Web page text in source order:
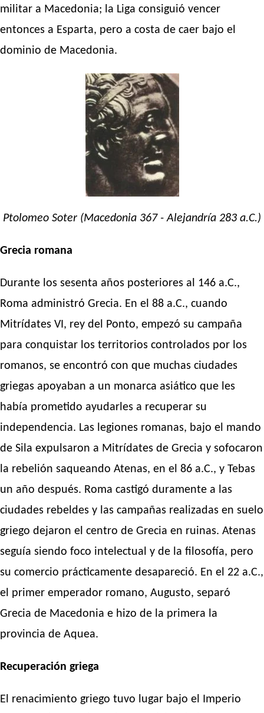
militar a Macedonia; la Liga consiguió vencer
entonces a Esparta, pero a costa de caer bajo el
dominio de Macedonia.
Ptolomeo Soter (Macedonia 367 - Alejandría 283 a.C.)
Grecia romana
Durante los sesenta años posteriores al 146 a.C.,
Roma administró Grecia. En el 88 a.C., cuando
Mitrídates VI, rey del Ponto, empezó su campaña
para conquistar los territorios controlados por los
romanos, se encontró con que muchas ciudades
griegas apoyaban a un monarca asiático que les
había prometido ayudarles a recuperar su
independencia. Las legiones romanas, bajo el mando
de Sila expulsaron a Mitrídates de Grecia y sofocaron
la rebelión saqueando Atenas, en el 86 a.C., y Tebas
un año después. Roma castigó duramente a las
ciudades rebeldes y las campañas realizadas en suelo
griego dejaron el centro de Grecia en ruinas. Atenas
seguía siendo foco intelectual y de la filosofía, pero
su comercio prácticamente desapareció. En el 22 a.C.,
el primer emperador romano, Augusto, separó
Grecia de Macedonia e hizo de la primera la
provincia de Aquea.
Recuperación griega
El renacimiento griego tuvo lugar bajo el Imperio